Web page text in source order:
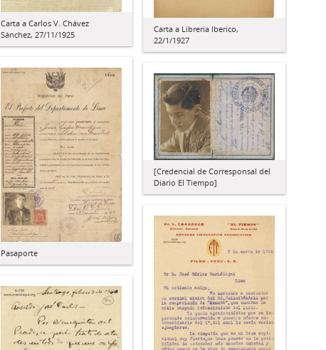
Carta a Carlos V. Chávez
Sánchez, 27/11/1925
Carta a Librería Iberico,
22/1/1927
Pasaporte
[Credencial de Corresponsal del
Diario El Tiempo]